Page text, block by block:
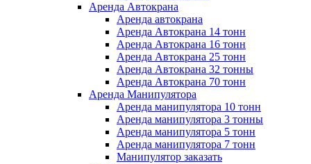
Аренда Автокрана
Аренда автокрана
Аренда Автокрана 14 тонн
Аренда Автокрана 16 тонн
Аренда Автокрана 25 тонн
Аренда Автокрана 32 тонны
Аренда Автокрана 70 тонн
Аренда Манипулятора
Аренда манипулятора 10 тонн
Аренда манипулятора 3 тонны
Аренда манипулятора 5 тонн
Аренда манипулятора 7 тонн
Манипулятор заказать